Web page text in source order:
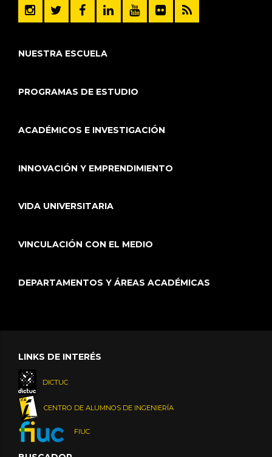
NUESTRA ESCUELA
PROGRAMAS DE ESTUDIO
ACADÉMICOS E INVESTIGACIÓN
INNOVACIÓN Y EMPRENDIMIENTO
VIDA UNIVERSITARIA
VINCULACIÓN CON EL MEDIO
DEPARTAMENTOS Y ÁREAS ACADÉMICAS
LINKS DE INTERÉS
DICTUC
CENTRO DE ALUMNOS DE INGENIERÍA
FIUC